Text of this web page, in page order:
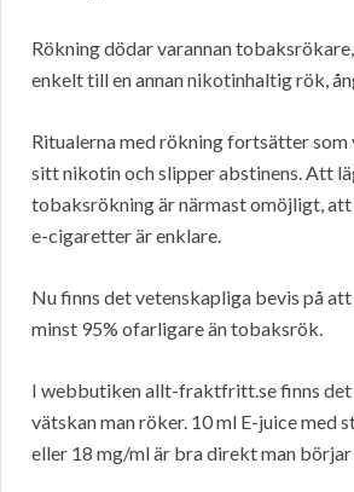
Rökning dödar varannan
enkelt till en annan nikotinhaltig rök,
Ritualerna med rökning fortsätter som
sitt nikotin och slipper abstinens. Att
tobaksrökning är närmast omöjligt, att
e-cigaretter är enklare.
Nu finns det vetenskapliga bevis på
minst 95% ofarligare än tobaksrök.
I webbutiken allt-fraktfritt.se finns
vätskan man röker. 10 ml E-juice med
eller 18 mg/ml är bra direkt man